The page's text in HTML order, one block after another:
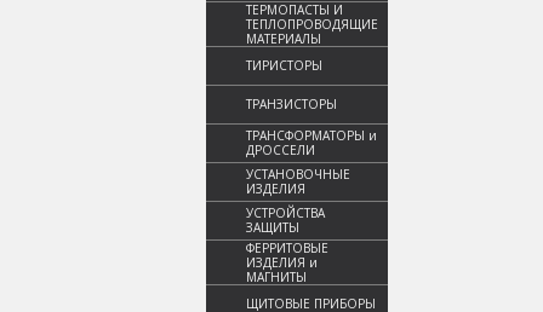
ТЕРМОПАСТЫ И
ТЕПЛОПРОВОДЯЩИЕ
МАТЕРИАЛЫ
ТИРИСТОРЫ
ТРАНЗИСТОРЫ
ТРАНСФОРМАТОРЫ и
ДРОССЕЛИ
УСТАНОВОЧНЫЕ
ИЗДЕЛИЯ
УСТРОЙСТВА
ЗАЩИТЫ
ФЕРРИТОВЫЕ
ИЗДЕЛИЯ и
МАГНИТЫ
ЩИТОВЫЕ ПРИБОРЫ